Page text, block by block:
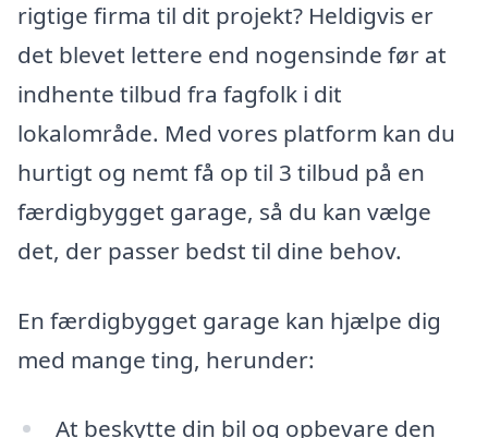
rigtige firma til dit projekt? Heldigvis er
det blevet lettere end nogensinde før at
indhente tilbud fra fagfolk i dit
lokalområde. Med vores platform kan du
hurtigt og nemt få op til 3 tilbud på en
færdigbygget garage, så du kan vælge
det, der passer bedst til dine behov.
En færdigbygget garage kan hjælpe dig
med mange ting, herunder:
At beskytte din bil og opbevare den